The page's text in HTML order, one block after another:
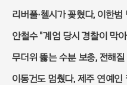
리버풀·첼시가 꽂혔다, 이한
안철수 "계엄 당시 경찰이 막
무더위 뚫는 수분 보충, 전해
이동건도 멈췄다, 제주 연예